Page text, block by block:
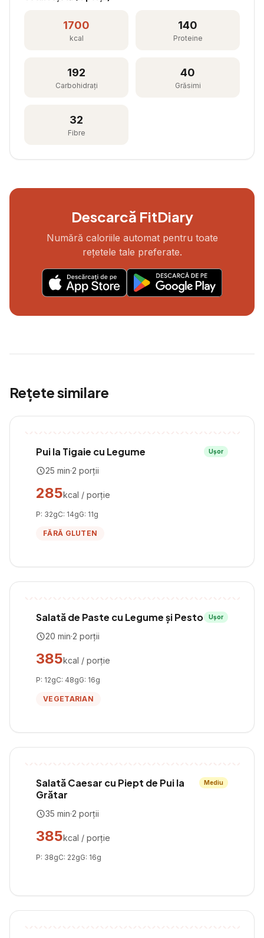
1700
kcal
140
Proteine
192
Carbohidrați
40
Grăsimi
32
Fibre
Descarcă FitDiary
Numără caloriile automat pentru toate
rețetele tale preferate.
Rețete similare
Pui la Tigaie cu Legume Ușor
25 min·2 porții
285kcal / porție
P: 32gC: 14gG: 11g
FĂRĂ GLUTEN
Salată de Paste cu Legume și Pesto Ușor
20 min·2 porții
385kcal / porție
P: 12gC: 48gG: 16g
VEGETARIAN
Salată Caesar cu Piept de Pui la
Grătar
Mediu
35 min·2 porții
385kcal / porție
P: 38gC: 22gG: 16g